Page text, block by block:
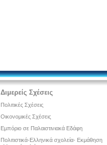
Διμερείς Σχέσεις
Πολιτικές Σχέσεις
Οικονομικές Σχέσεις
Εμπόριο σε Παλαιστινιακά Εδάφη
Πολιτιστικά-Ελληνικά σχολεία- Εκμάθηση